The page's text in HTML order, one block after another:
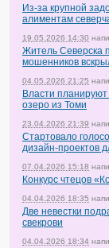
Из-за крупной
алиментам
19.05.2026 14:30
Житель Северска
мошенников
04.05.2026 21:25
Власти
озеро из Томи
23.04.2026 21:39
Стартовало
дизайн-проектов
07.04.2026 15:18
Конкурс чтецов
04.04.2026 18:35
Две невестки
свекрови
04.04.2026 18:34